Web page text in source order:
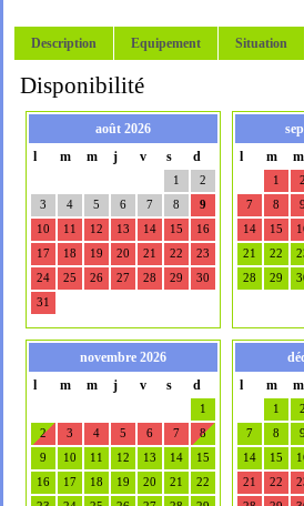
Description Equipement Situation
Disponibilité
août 2026
l
m m j v s d
1
2
3
4 5 6 7 8
9
10
11 12 13 14 15
16
17
18 19 20 21 22
23
24
25 26 27 28 29
30
31
l
m m
1 2
7
8 9
14
15
21
22
28
29
novembre 2026
l
m m j v s d
1
2
3 4 5 6 7
8
9
10 11 12 13 14
15
16
17 18 19 20 21
22
l
m m
1 2
7
8 9
14
15
21
22